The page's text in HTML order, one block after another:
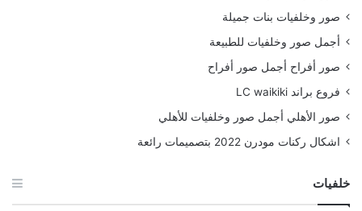
صور وخلفيات بنات جميلة
أجمل صور وخلفيات للطبيعة
صور أفراح أجمل صور أفراح
فروع براند LC waikiki
صور الأهلي أجمل صور وخلفيات للأهلي
اشكال ركنات مودرن 2022 بتصميمات رائعة
خلفيات